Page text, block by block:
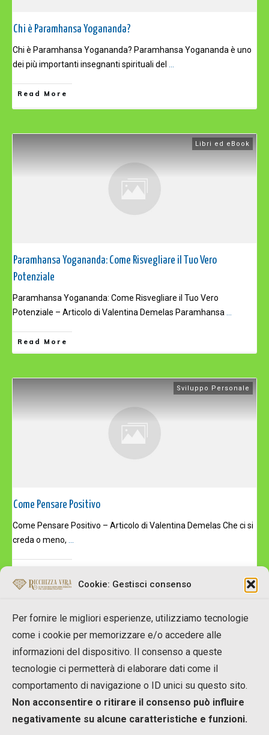
Cookie: Gestisci consenso
Per fornire le migliori esperienze, utilizziamo tecnologie
come i cookie per memorizzare e/o accedere alle
informazioni del dispositivo. Il consenso a queste
tecnologie ci permetterà di elaborare dati come il
comportamento di navigazione o ID unici su questo sito.
Non acconsentire o ritirare il consenso può influire
negativamente su alcune caratteristiche e funzioni.
Chi è Paramhansa Yogananda?
Chi è Paramhansa Yogananda? Paramhansa Yogananda è uno
dei più importanti insegnanti spirituali del
Read More
Libri ed eBook
Paramhansa Yogananda: Come Risvegliare il Tuo Vero
Potenziale
Paramhansa Yogananda: Come Risvegliare il Tuo Vero
Potenziale – Articolo di Valentina Demelas Paramhansa
Read More
Sviluppo Personale
Come Pensare Positivo
Come Pensare Positivo – Articolo di Valentina Demelas Che ci si
creda o meno,
Copyright © 2007-2023 RicchezzaVera.com
info[at]RicchezzaVera.com
Merlin Temple Shpk
NIUS: M11916002A